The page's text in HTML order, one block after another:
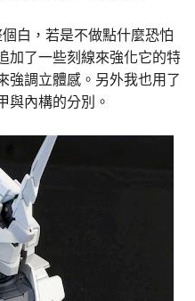
白，若是不做點什麼恐怕
加了一些刻線來強化它的特
強調立體感。另外我也用了
與內構的分別。